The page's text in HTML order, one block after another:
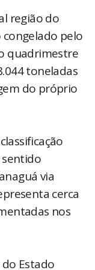
região do
pelo
quadrimestre
toneladas
do próprio
sentido
via
cerca
nos
Estado